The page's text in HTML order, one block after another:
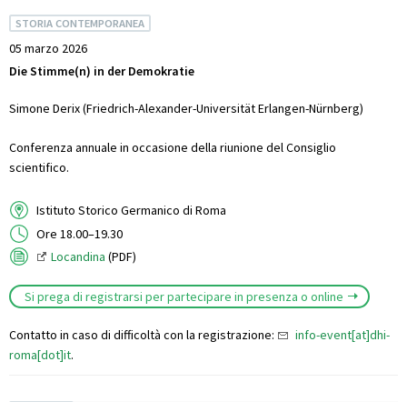
STORIA CONTEMPORANEA
05 marzo 2026
Die Stimme(n) in der Demokratie
Simone Derix (Friedrich-Alexander-Universität Erlangen-Nürnberg)
Conferenza annuale in occasione della riunione del Consiglio
scientifico.
Istituto Storico Germanico di Roma
Ore 18.00–19.30
Locandina (PDF)
Si prega di registrarsi per partecipare in presenza o online
Contatto in caso di difficoltà con la registrazione:
info-event[at]dhi-
roma[dot]it.